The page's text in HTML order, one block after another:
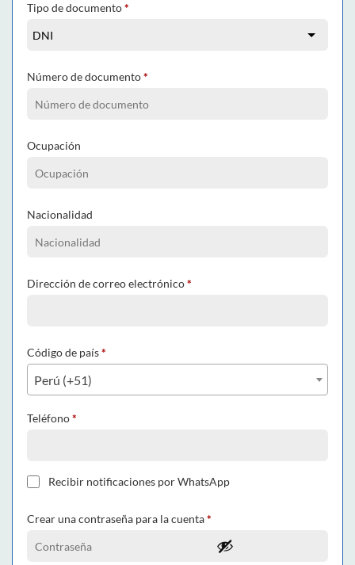
Tipo de documento*
Número de documento*
Ocupación
Nacionalidad
Dirección de correo electrónico*
Código de país*
Perú (+51)
Teléfono*
Recibir notificaciones por WhatsApp
Crear una contraseña para la cuenta*